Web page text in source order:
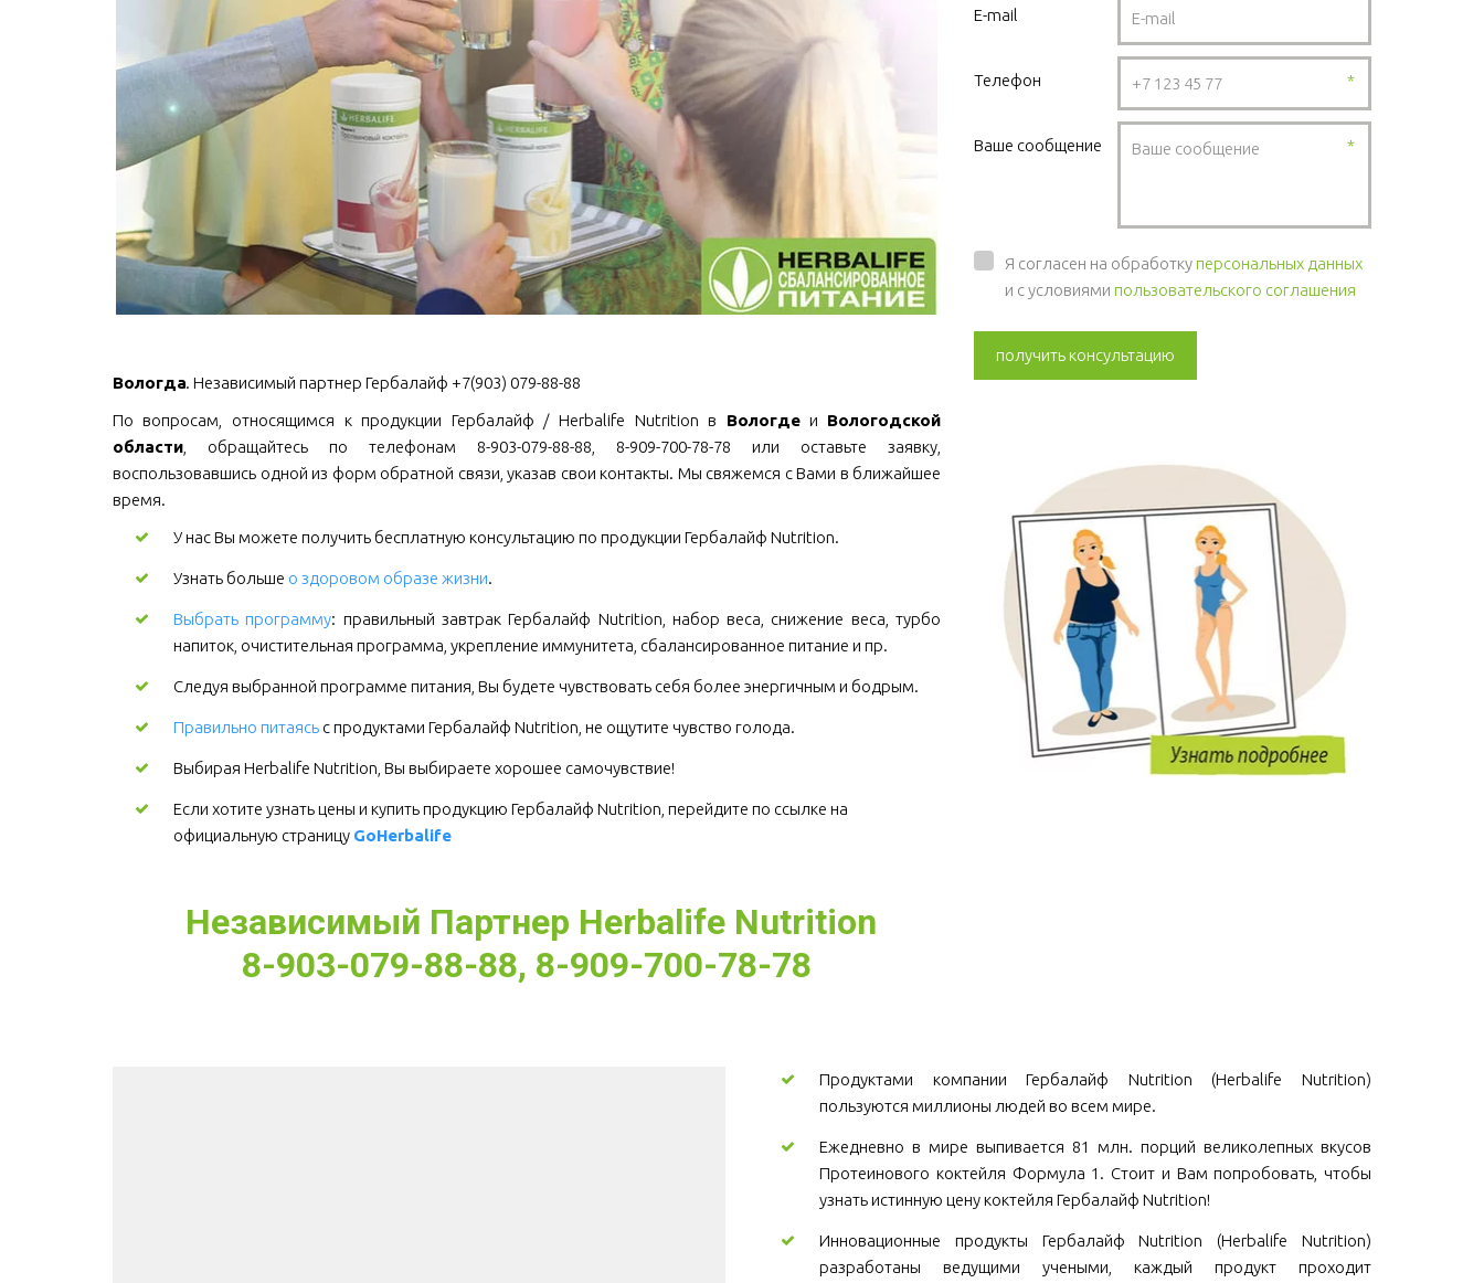
Вологда. Независимый партнер Гербалайф +7(903) 079-88-88
По вопросам, относящимся к продукции Гербалайф / Herbalife Nutrition в Вологдеи Вологодской
области, обращайтесь по телефонам 8-903-079-88-88, 8-909-700-78-78 или оставьте заявку,
воспользовавшись одной из форм обратной связи, указав свои контакты. Мы свяжемся с Вами в ближайшее
время.
У нас Вы можете получить бесплатную консультацию по продукции Гербалайф Nutrition.
Узнать больше о здоровом образе жизни.
Выбрать программу: правильный завтрак Гербалайф Nutrition, набор веса, снижение веса, турбо
напиток, очистительная программа, укрепление иммунитета, сбалансированное питание и пр.
Следуя выбранной программе питания, Вы будете чувствовать себя более энергичным и бодрым.
Правильно питаясь с продуктами Гербалайф Nutrition, не ощутите чувство голода.
Выбирая Herbalife Nutrition, Вы выбираете хорошее самочувствие!
Если хотите узнать цены и купить продукцию Гербалайф Nutrition, перейдите по ссылке на
официальную страницу GoHerbalife
Независимый Партнер Herbalife Nutrition
8-903-079-88-88, 8-909-700-78-78
E-mail
Телефон *
Ваше сообщение *
Я согласен на обработкуперсональных данных
и с условиями пользовательского соглашения
получить консультацию
Продуктами компании Гербалайф Nutrition (Herbalife Nutrition)
пользуются миллионы людей во всем мире.
Ежедневно в мире выпивается 81 млн. порций великолепных вкусов
Протеинового коктейля Формула 1. Стоит и Вам попробовать, чтобы
узнать истинную цену коктейля Гербалайф Nutrition!
Инновационные продукты Гербалайф Nutrition (Herbalife Nutrition)
разработаны ведущими учеными, каждый продукт проходит